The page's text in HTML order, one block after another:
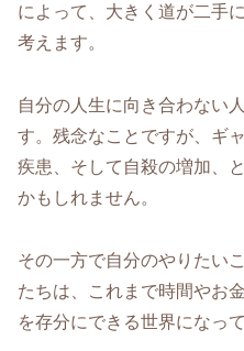
によって、大きく道が二手
考えます。
自分の人生に向き合わない
す。残念なことですが、ギ
疾患、そして自殺の増加、
かもしれません。
その一方で自分のやりたい
たちは、これまで時間やお
を存分にできる世界になって